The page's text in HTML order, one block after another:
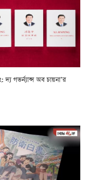
দ্য গভর্ন্যান্স অব চায়না’র